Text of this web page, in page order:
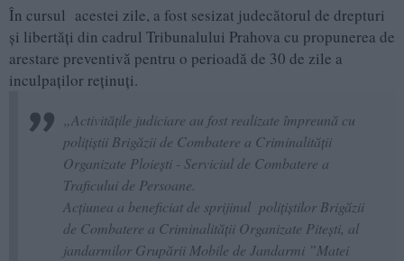
În cursul acestei zile, a fost sesizat judecătorul de drepturi
și libertăți din cadrul Tribunalului Prahova cu propunerea de
arestare preventivă pentru o perioadă de 30 de zile a
inculpaților reținuți.
„Activitățile judiciare au fost realizate împreună cu
polițiștii Brigăzii de Combatere a Criminalităţii
Organizate Ploieşti - Serviciul de Combatere a
Traficului de Persoane.
Acțiunea a beneficiat de sprijinul polițiștilor Brigăzii
de Combatere a Criminalităţii Organizate Pitești, al
jandarmilor Grupării Mobile de Jandarmi ”Matei